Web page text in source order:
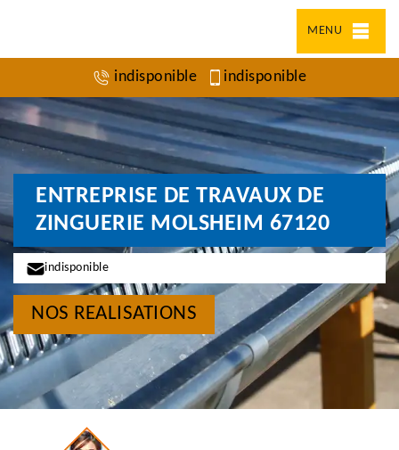
MENU
indisponible indisponible
ENTREPRISE DE TRAVAUX DE
ZINGUERIE MOLSHEIM 67120
indisponible
NOS REALISATIONS